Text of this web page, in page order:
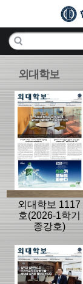
외대학보
외대학보 1117
호(2026-1학기
종강호)